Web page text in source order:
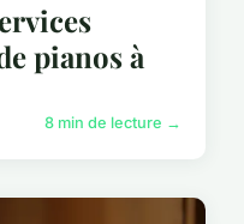
pianos à
8 min de lecture →